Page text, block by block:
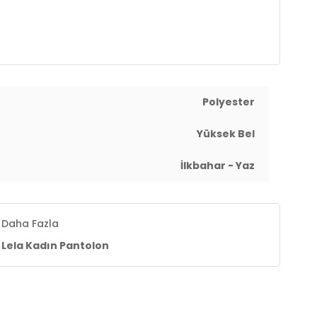
Polyester
Yüksek Bel
İlkbahar - Yaz
Daha Fazla
Lela Kadın Pantolon